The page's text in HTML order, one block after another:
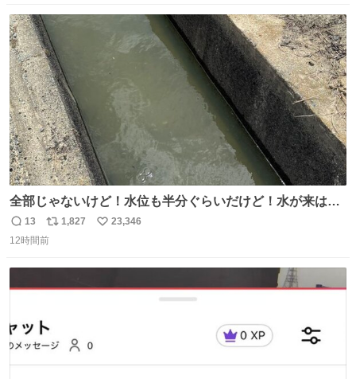
ト
数
全部じゃないけど！水位も半分ぐらいだけど！水が来はじ
めたよ！！！ 作業してくれた方々ありがとーーー
ー！！！！！！！！！！！！！！！！！！！！！！！！！
返
信
13
リ
ポ
1,827
い
23,346
12時間前